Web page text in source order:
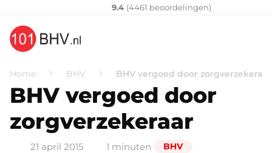
Klantenvertellen
9.410
(4461 ​ beoordelingen)
Home BHV BHV vergoed door zorgverzekeraar
BHV vergoed door
zorgverzekeraar
21 april 2015 1 minuten BHV